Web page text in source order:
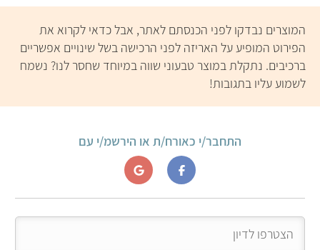
השיווק הגדולות (ויקטורי,
שופרסל, יינות ביתן ועוד),
ומומלץ לערבב אותם היטב
לפני השימוש. למותג יש גם
מעדנים טבעוניים משומשום.
מלאכותית בשם Giuseppe
שמטרתו לשחזר טעמים של
מזונות מהחי ממרכיבים
טבעוניים. בחברה מספרים
גדולות של מידע מטעימות
הטעם של המאכלים עם
המעבר לגרסאות מהצומח.
המוצרים נבדקו לפני הכנסתם לאתר, אבל כדאי לקרוא את
הפירוט המופיע על האריזה לפני הרכישה בשל שינויים אפשריים
ברכיבים. נתקלת במוצר טבעוני שווה במיוחד שחסר לנו? נשמח
לשמוע עליו בתגובות!
התחבר/י כאורח/ת או הירשמ/י עם